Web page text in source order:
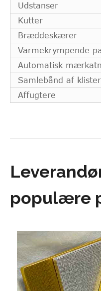
Udstanser
Kutter
Bræddeskærer
Varmekrympende
Automatisk
Samlebånd af
Affugtere
populære